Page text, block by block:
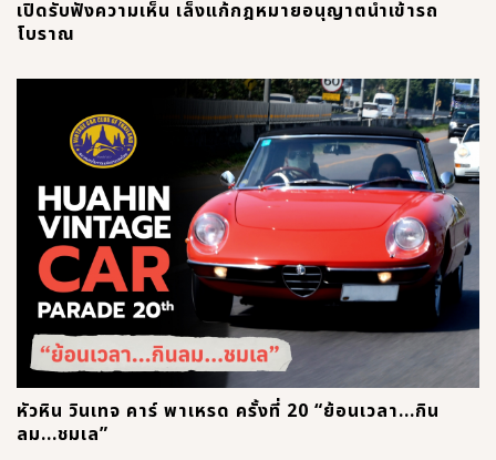
เปิดรับฟังความเห็น เล็งแก้กฎหมายอนุญาตนำเข้ารถ
โบราณ
หัวหิน วินเทจ คาร์ พาเหรด ครั้งที่ 20 “ย้อนเวลา...กิน
ลม...ชมเล”